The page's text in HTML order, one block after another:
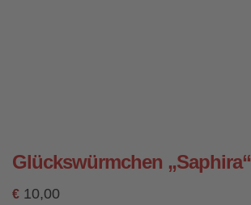
Glückswürmchen „Saphira“
€ 10,00